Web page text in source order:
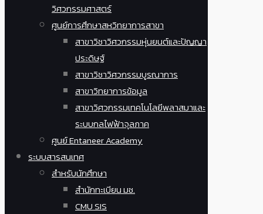
วิศวกรรมศาสตร์
ศูนย์การศึกษาสหวิทยาการสาขา
สาขาวิชาวิศวกรรมหุ่นยนต์และปัญญา
ประดิษฐ์
สาขาวิชาวิศวกรรมบูรณาการ
สาขาวิทยาการข้อมูล
สาขาวิศวกรรมเทคโนโลยีพลาสมาและ
ระบบกลไฟฟ้าจุลภาค
ศูนย์ Entaneer Academy
ระบบสารสนเทศ
สำหรับนักศึกษา
สำนักทะเบียน มช.
CMU SIS